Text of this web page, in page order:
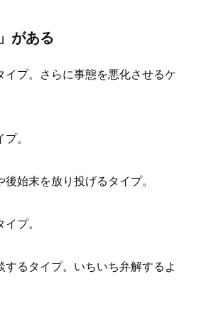
がある
プ。さらに事態を悪化させるケ
。
始末を放り投げるタイプ。
プ。
るタイプ。いちいち弁解するよ